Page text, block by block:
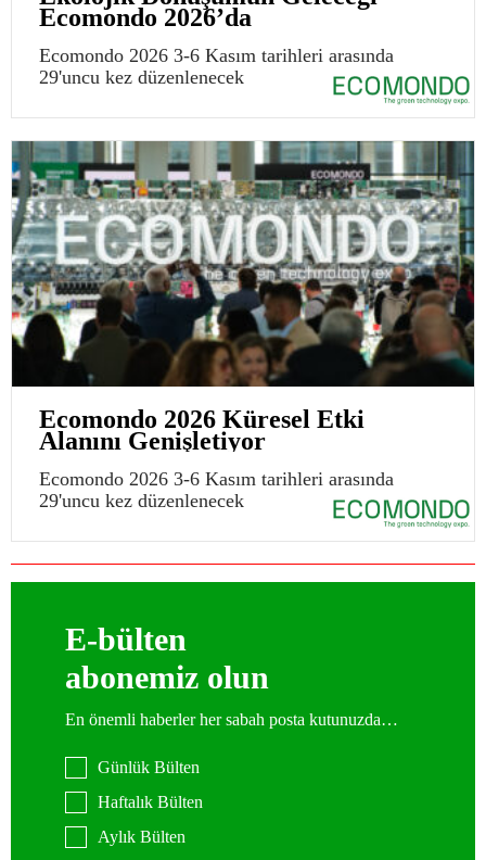
Ecomondo 2026’da
Ecomondo 2026 3-6 Kasım tarihleri arasında
29'uncu kez düzenlenecek
Ecomondo 2026 Küresel Etki
Alanını Genişletiyor
Ecomondo 2026 3-6 Kasım tarihleri arasında
29'uncu kez düzenlenecek
E-bülten
abonemiz olun
En önemli haberler her sabah posta kutunuzda…
Günlük Bülten
Haftalık Bülten
Aylık Bülten